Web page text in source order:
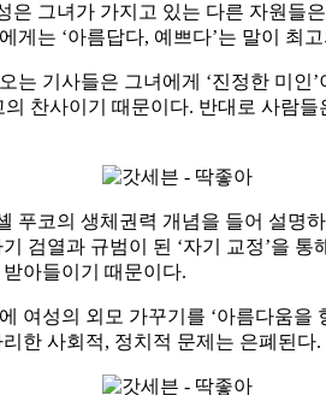
그녀가 가지고 있는 다른 자원들
는 ‘아름답다, 예쁘다’는 말이 최
기사들은 그녀에게 ‘진정한 미
찬사이기 때문이다. 반대로 사람
코의 생체권력 개념을 들어 설명
검열과 규범이 된 ‘자기 교정’을
아들이기 때문이다.
성의 외모 가꾸기를 ‘아름다움을
한 사회적, 정치적 문제는 은폐된다.